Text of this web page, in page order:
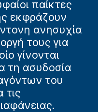
παίκτες
εκφράζουν
ανησυχία
τους για
γίνονται
τη ασυδοσία
του
τις